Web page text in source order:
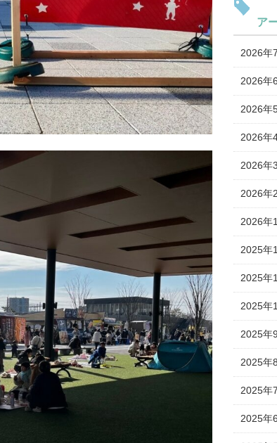
ア
2026年
2026年
2026年
2026年
2026年
2026年
2026年
2025年
2025年
2025年
2025年
2025年
2025年
2025年